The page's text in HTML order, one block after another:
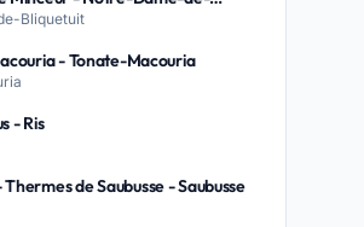
Bliquetuit
- Tonate-Macouria
- Ris
de Saubusse - Saubusse